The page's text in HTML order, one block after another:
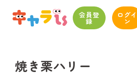
会員登
録
ログイ
ン
焼き栗ハリー